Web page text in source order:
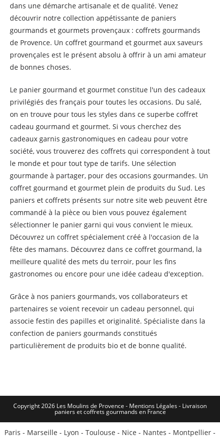
dans une démarche artisanale et de qualité. Venez
découvrir notre collection appétissante de paniers
gourmands et gourmets provençaux : coffrets gourmands
de Provence. Un coffret gourmand et gourmet aux saveurs
provençales est le présent absolu à offrir à un ami amateur
de bonnes choses.
Le panier gourmand et gourmet constitue l'un des cadeaux
privilégiés des français pour toutes les occasions. Du salé,
on en trouve pour tous les styles dans ce superbe coffret
cadeau gourmand et gourmet. Si vous cherchez des
cadeaux garnis gastronomiques en cadeau pour votre
société, vous trouverez des coffrets qui correspondent à tout
le monde et pour tout type de tarifs. Une sélection
gourmande à partager, pour des occasions gourmandes. Un
coffret gourmand et gourmet plein de produits du Sud. Les
paniers et coffrets présents sur notre site web peuvent être
commandé à la pièce ou bien vous pouvez également
sélectionner le panier garni qui vous convient le mieux.
Découvrez un coffret spécialement créé à l'occasion de la
fête des mamans. Découvrez dans ce coffret gourmand, la
meilleure qualité des mets du terroir, pour les fins
gastronomes ou encore pour une idée cadeau d'exception.
Grâce à nos paniers gourmands, vos collaborateurs et
partenaires se voient recevoir un cadeau personnel, qui
associe festin des papilles et originalité. Spécialiste dans la
confection de paniers gourmands constitués
particulièrement de produits bio et de bonne qualité.
Copyright 2026 Les Moulins de Provence - Mentions Légales - Livraison
paniers et coffrets gourmands en France
Paris - Marseille - Lyon - Toulouse - Nice - Nantes - Montpellier -